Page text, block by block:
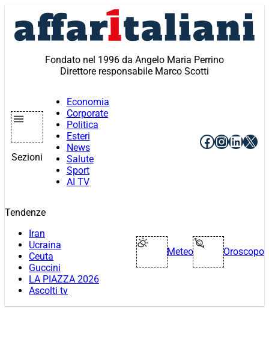
contenuto
Fondato nel 1996 da Angelo Maria Perrino
Direttore responsabile Marco Scotti
Sezioni
Economia
Corporate
Politica
Esteri
News
Salute
Sport
AI TV
Facebook
X
Tendenze
Iran
Ucraina
Ceuta
Guccini
LA PIAZZA 2026
Ascolti tv
Meteo Oroscopo